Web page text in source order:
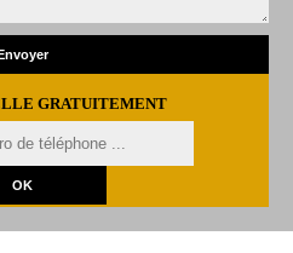
GRATUITEMENT